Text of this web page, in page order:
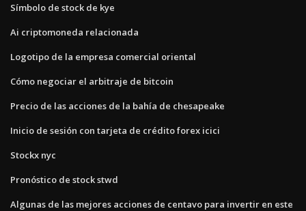
Símbolo de stock de kye
Ai criptomoneda relacionada
Logotipo de la empresa comercial oriental
Cómo negociar el arbitraje de bitcoin
Precio de las acciones de la bahía de chesapeake
Inicio de sesión con tarjeta de crédito forex icici
Stockx nyc
Pronóstico de stock stwd
Algunas de las mejores acciones de centavo para invertir en este